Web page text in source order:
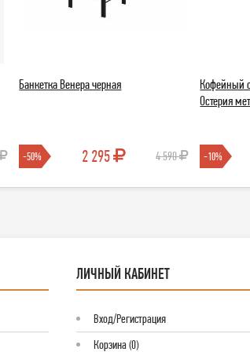
Банкетка Венера черная
-50% 2 295 4 590
Кофейный
Остерия
-10%
ЛИЧНЫЙ КАБИНЕТ
Вход/Регистрация
Корзина (0)